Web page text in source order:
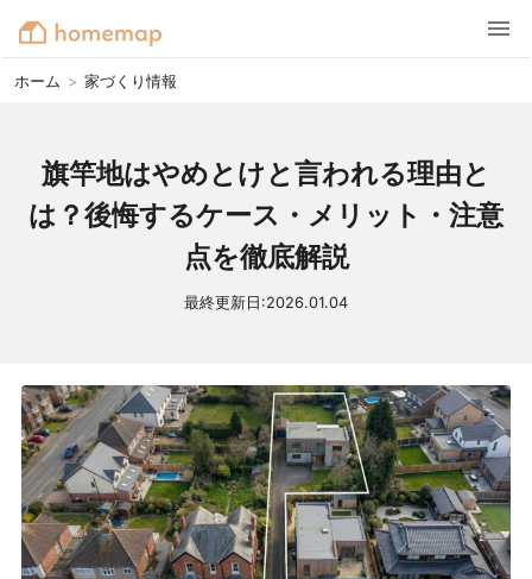
ホーム > 家づくり情報
旗竿地はやめとけと言われる理由と
は？後悔するケース・メリット・注意
点を徹底解説
最終更新日:2026.01.04